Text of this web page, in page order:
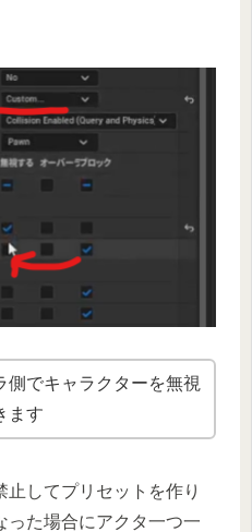
側でキャラクターを無視
ます
止してプリセットを作り
った場合にアクタ一つ一